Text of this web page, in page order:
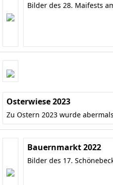
Bilder des 28. Maifests
Osterwiese 2023
Zu Ostern 2023 wurde
Bauernmarkt 2022
Bilder des 17.